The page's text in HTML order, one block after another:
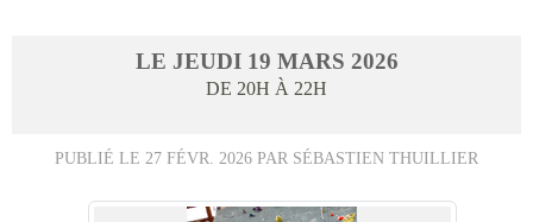
LE JEUDI 19 MARS 2026
DE 20H À 22H
PUBLIÉ LE 27 FÉVR. 2026 PAR SÉBASTIEN THUILLIER